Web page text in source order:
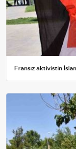
Fransız aktivistin